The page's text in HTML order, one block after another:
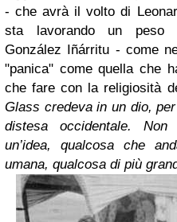
- che avrà il volto di
sta lavorando un peso
González Iñárritu - come
"panica" come quella che
che fare con la religiosità
Glass credeva in un dio,
distesa occidentale.
un’idea, qualcosa che
umana, qualcosa di più